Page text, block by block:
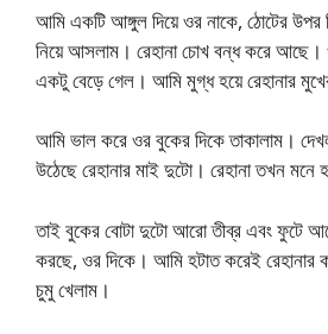
আমি একটি আঙ্গুল দিয়ে ওর নাকে, ঠোটের উপর
নিয়ে আসলাম। রেহানা চোখ বন্ধ করে আছে।
একটু বেড়ে গেল। আমি মুগ্ধ হয়ে রেহানার
আমি ভাল করে ওর বুকের দিকে তাকালাম।
উঠেছে রেহানার মাই দুটো। রেহানা তখন মনে
তাই বুকের বোটা দুটো আরো তীব্র এবং ফুটে
করছে, ওর দিকে। আমি হটাত করেই
চুমু খেলাম।